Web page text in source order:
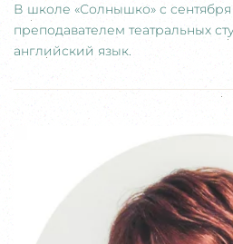
В школе «Солнышко» с сентября
преподавателем театральных
английский язык.